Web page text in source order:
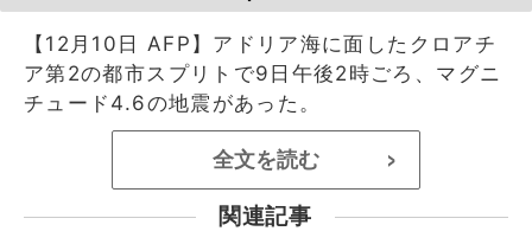
【12月10日 AFP】アドリア海に面したクロアチ
ア第2の都市スプリトで9日午後2時ごろ、マグニ
チュード4.6の地震があった。
全文を読む >
関連記事